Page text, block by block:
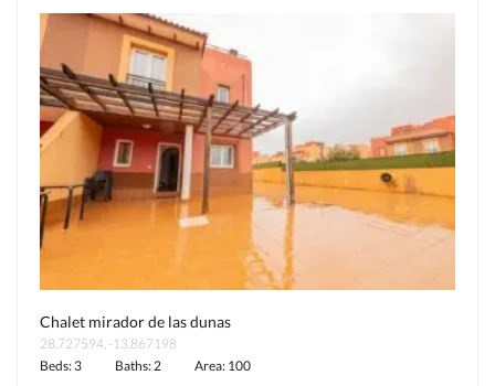
Chalet mirador de las dunas
28.727594, -13.867198
Beds: 3
Baths: 2 Area: 100